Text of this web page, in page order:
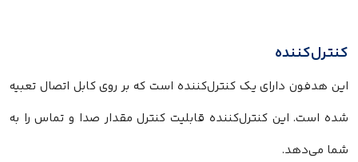
کنترل‌کننده
این هدفون دارای یک کنترل‌کننده است که بر روی کابل اتصال تعبیه
شده است. این کنترل‌کننده قابلیت کنترل مقدار صدا و تماس را به
شما می‌دهد.